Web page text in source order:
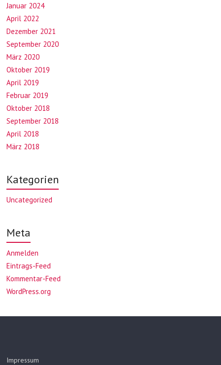
Januar 2024
April 2022
Dezember 2021
September 2020
März 2020
Oktober 2019
April 2019
Februar 2019
Oktober 2018
September 2018
April 2018
März 2018
Kategorien
Uncategorized
Meta
Anmelden
Eintrags-Feed
Kommentar-Feed
WordPress.org
Impressum